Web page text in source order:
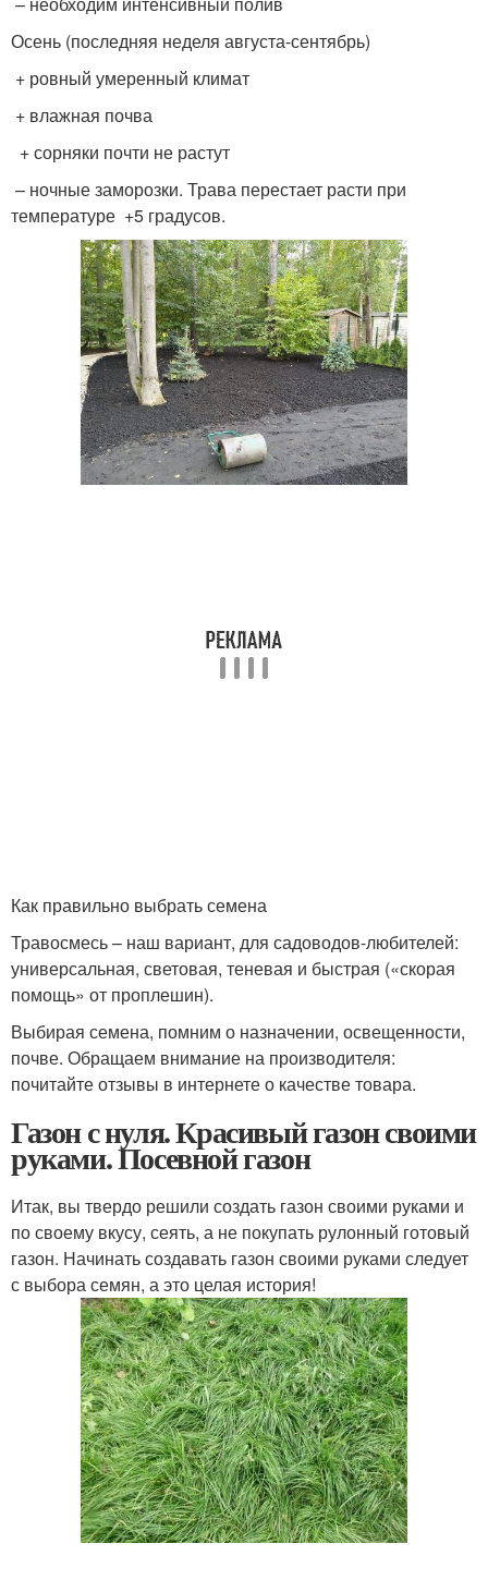
Осень (последняя неделя августа-сентябрь)
+ ровный умеренный климат
+ влажная почва
+ сорняки почти не растут
– ночные заморозки. Трава перестает расти при
температуре +5 градусов.
Как правильно выбрать семена
Травосмесь – наш вариант, для садоводов-любителей:
универсальная, световая, теневая и быстрая («скорая
помощь» от проплешин).
Выбирая семена, помним о назначении, освещенности,
почве. Обращаем внимание на производителя:
почитайте отзывы в интернете о качестве товара.
Газон с нуля. Красивый газон своими
руками. Посевной газон
Итак, вы твердо решили создать газон своими руками и
по своему вкусу, сеять, а не покупать рулонный готовый
газон. Начинать создавать газон своими руками следует
с выбора семян, а это целая история!